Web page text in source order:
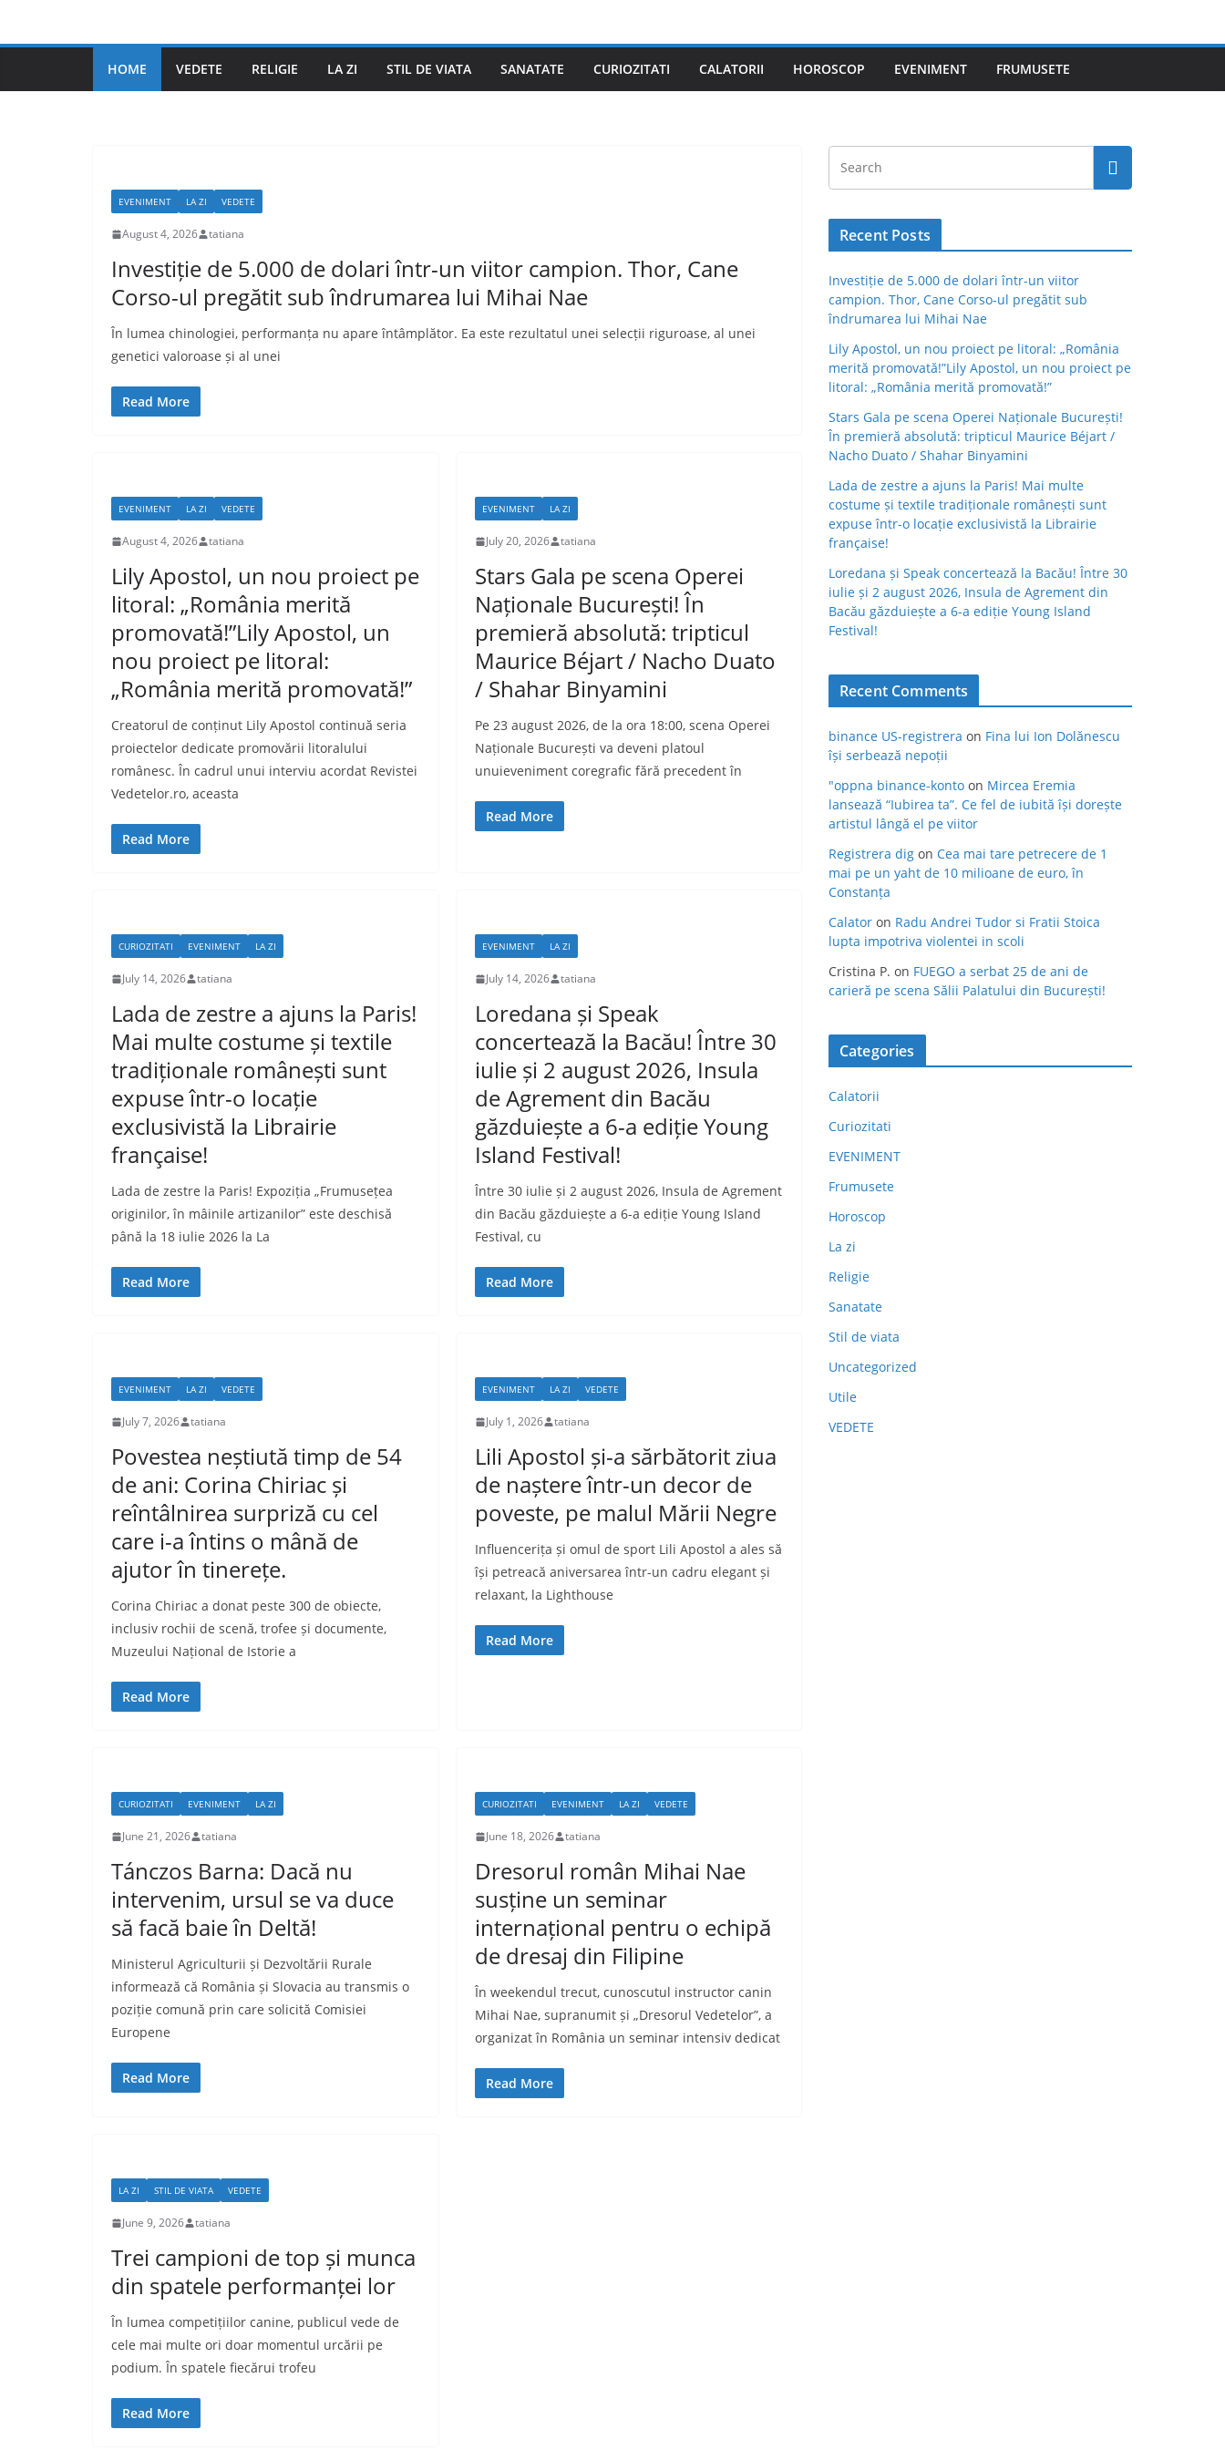
HOME VEDETE RELIGIE LA ZI STIL DE VIATA SANATATE CURIOZITATI CALATORII HOROSCOP EVENIMENT FRUMUSETE
EVENIMENT LA ZI VEDETE
August 4, 2026 tatiana
Investiție de 5.000 de dolari într-un viitor campion. Thor, Cane
Corso-ul pregătit sub îndrumarea lui Mihai Nae
În lumea chinologiei, performanța nu apare întâmplător. Ea este rezultatul unei selecții riguroase, al unei
genetici valoroase și al unei
Read More
EVENIMENT LA ZI VEDETE
August 4, 2026 tatiana
Lily Apostol, un nou proiect pe
litoral: „România merită
promovată!”Lily Apostol, un
nou proiect pe litoral:
„România merită promovată!”
Creatorul de conținut Lily Apostol continuă seria
proiectelor dedicate promovării litoralului
românesc. În cadrul unui interviu acordat Revistei
Vedetelor.ro, aceasta
Read More
EVENIMENT LA ZI
July 20, 2026 tatiana
Stars Gala pe scena Operei
Naționale București! În
premieră absolută: tripticul
Maurice Béjart / Nacho Duato
/ Shahar Binyamini
Pe 23 august 2026, de la ora 18:00, scena Operei
Naționale București va deveni platoul
unuieveniment coregrafic fără precedent în
Read More
CURIOZITATI EVENIMENT LA ZI
July 14, 2026 tatiana
Lada de zestre a ajuns la Paris!
Mai multe costume și textile
tradiționale românești sunt
expuse într-o locație
exclusivistă la Librairie
française!
Lada de zestre la Paris! Expoziția „Frumusețea
originilor, în mâinile artizanilor” este deschisă
până la 18 iulie 2026 la La
Read More
EVENIMENT LA ZI
July 14, 2026 tatiana
Loredana și Speak
concertează la Bacău! Între 30
iulie și 2 august 2026, Insula
de Agrement din Bacău
găzduiește a 6-a ediție Young
Island Festival!
Între 30 iulie și 2 august 2026, Insula de Agrement
din Bacău găzduiește a 6-a ediție Young Island
Festival, cu
Read More
EVENIMENT LA ZI VEDETE
July 7, 2026 tatiana
Povestea neștiută timp de 54
de ani: Corina Chiriac și
reîntâlnirea surpriză cu cel
care i-a întins o mână de
ajutor în tinerețe.
Corina Chiriac a donat peste 300 de obiecte,
inclusiv rochii de scenă, trofee și documente,
Muzeului Național de Istorie a
Read More
EVENIMENT LA ZI VEDETE
July 1, 2026 tatiana
Lili Apostol și-a sărbătorit ziua
de naștere într-un decor de
poveste, pe malul Mării Negre
Influencerița și omul de sport Lili Apostol a ales să
își petreacă aniversarea într-un cadru elegant și
relaxant, la Lighthouse
Read More
CURIOZITATI EVENIMENT LA ZI
June 21, 2026 tatiana
Tánczos Barna: Dacă nu
intervenim, ursul se va duce
să facă baie în Deltă!
Ministerul Agriculturii și Dezvoltării Rurale
informează că România și Slovacia au transmis o
poziție comună prin care solicită Comisiei
Europene
Read More
CURIOZITATI EVENIMENT LA ZI VEDETE
June 18, 2026 tatiana
Dresorul român Mihai Nae
susține un seminar
internațional pentru o echipă
de dresaj din Filipine
În weekendul trecut, cunoscutul instructor canin
Mihai Nae, supranumit și „Dresorul Vedetelor”, a
organizat în România un seminar intensiv dedicat
Read More
LA ZI STIL DE VIATA VEDETE
June 9, 2026 tatiana
Trei campioni de top și munca
din spatele performanței lor
În lumea competițiilor canine, publicul vede de
cele mai multe ori doar momentul urcării pe
podium. În spatele fiecărui trofeu
Read More
Recent Posts
Investiție de 5.000 de dolari într-un viitor
campion. Thor, Cane Corso-ul pregătit sub
îndrumarea lui Mihai Nae
Lily Apostol, un nou proiect pe litoral: „România
merită promovată!”Lily Apostol, un nou proiect pe
litoral: „România merită promovată!”
Stars Gala pe scena Operei Naționale București!
În premieră absolută: tripticul Maurice Béjart /
Nacho Duato / Shahar Binyamini
Lada de zestre a ajuns la Paris! Mai multe
costume și textile tradiționale românești sunt
expuse într-o locație exclusivistă la Librairie
française!
Loredana și Speak concertează la Bacău! Între 30
iulie și 2 august 2026, Insula de Agrement din
Bacău găzduiește a 6-a ediție Young Island
Festival!
Recent Comments
binance US-registrera on Fina lui Ion Dolănescu
își serbează nepoții
"oppna binance-konto on Mircea Eremia
lansează “Iubirea ta”. Ce fel de iubită își dorește
artistul lângă el pe viitor
Registrera dig on Cea mai tare petrecere de 1
mai pe un yaht de 10 milioane de euro, în
Constanța
Calator on Radu Andrei Tudor si Fratii Stoica
lupta impotriva violentei in scoli
Cristina P. on FUEGO a serbat 25 de ani de
carieră pe scena Sălii Palatului din București!
Categories
Calatorii
Curiozitati
EVENIMENT
Frumusete
Horoscop
La zi
Religie
Sanatate
Stil de viata
Uncategorized
Utile
VEDETE